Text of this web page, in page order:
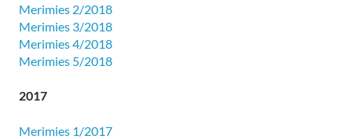
Merimies 2/2018
Merimies 3/2018
Merimies 4/2018
Merimies 5/2018
2017
Merimies 1/2017